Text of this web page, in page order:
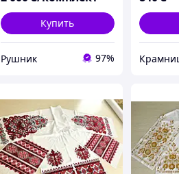
Купить
Рушник 97%